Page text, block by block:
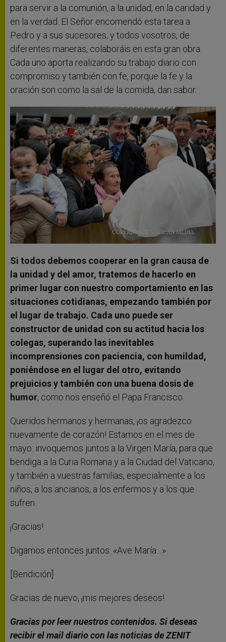
para servir a la comunión, a la unidad, en la caridad y
en la verdad. El Señor encomendó esta tarea a
Pedro y a sus sucesores, y todos vosotros, de
diferentes maneras, colaboráis en esta gran obra.
Cada uno aporta realizando su trabajo diario con
compromiso y también con fe, porque la fe y la
oración son como la sal de la comida, dan sabor.
Si todos debemos cooperar en la gran causa de
la unidad y del amor, tratemos de hacerlo en
primer lugar con nuestro comportamiento en las
situaciones cotidianas, empezando también por
el lugar de trabajo. Cada uno puede ser
constructor de unidad con su actitud hacia los
colegas, superando las inevitables
incomprensiones con paciencia, con humildad,
poniéndose en el lugar del otro, evitando
prejuicios y también con una buena dosis de
humor, como nos enseñó el Papa Francisco.
Queridos hermanos y hermanas, ¡os agradezco
nuevamente de corazón! Estamos en el mes de
mayo: invoquemos juntos a la Virgen María, para que
bendiga a la Curia Romana y a la Ciudad del Vaticano,
y también a vuestras familias, especialmente a los
niños, a los ancianos, a los enfermos y a los que
sufren.
¡Gracias!
Digamos entonces juntos: «Ave María…»
[Bendición]
Gracias de nuevo, ¡mis mejores deseos!
Gracias por leer nuestros contenidos. Si deseas
recibir el mail diario con las noticias de ZENIT